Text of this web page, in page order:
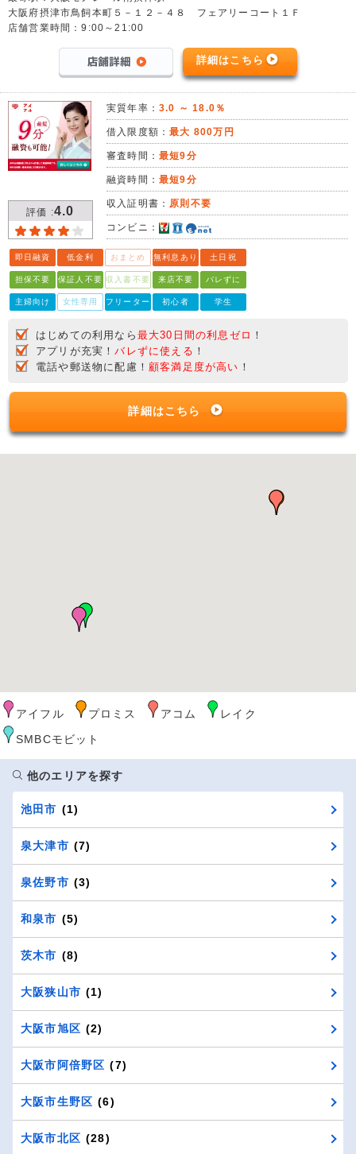
大阪府摂津市鳥飼本町５－１２－４８ フェアリーコート１Ｆ
店舗営業時間：9:00～21:00
詳細はこちら
評価 :4.0
実質年率： 3.0 ～ 18.0％
借入限度額：最大 800万円
審査時間： 最短9分
融資時間： 最短9分
収入証明書： 原則不要
コンビニ：
即日融資 低金利 おまとめ 無利息あり 土日祝
担保不要 保証人不要 収入書不要 来店不要 バレずに
主婦向け 女性専用 フリーター 初心者 学生
はじめての利用なら 最大30日間の利息ゼロ ！
アプリが充実！バレずに使える ！
電話や郵送物に配慮！ 顧客満足度が高い ！
詳細はこちら
アイフル プロミス アコム
レイク
SMBCモビット
他のエリアを探す
池田市 (1)
泉大津市 (7)
泉佐野市 (3)
和泉市 (5)
茨木市 (8)
大阪狭山市 (1)
大阪市旭区 (2)
大阪市阿倍野区 (7)
大阪市生野区 (6)
大阪市北区 (28)